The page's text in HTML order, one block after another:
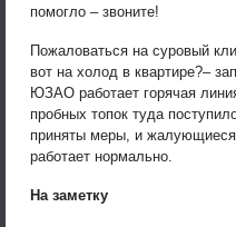
помогло – звоните!
Пожаловаться на суровый
вот на холод в квартире?–
ЮЗАО работает горячая
пробных топок туда
приняты меры, и
работает нормально.
На заметку